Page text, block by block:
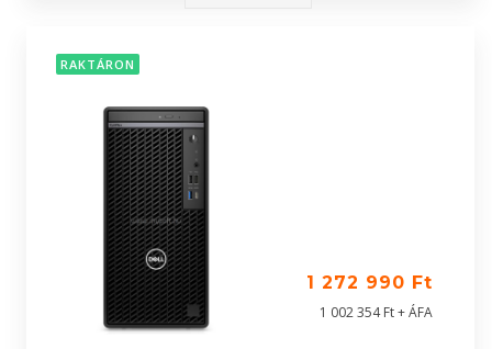
RAKTÁRON
1 272 990 Ft
1 002 354 Ft + ÁFA